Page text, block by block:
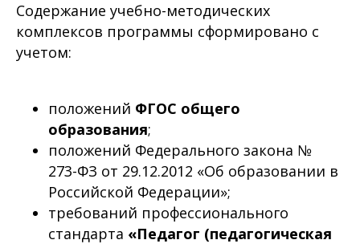
Содержание учебно-методических
комплексов программы сформировано с
учетом:
положений ФГОС общего
образования;
положений Федерального закона №
273-ФЗ от 29.12.2012 «Об образовании в
Российской Федерации»;
требований профессионального
стандарта «Педагог (педагогическая